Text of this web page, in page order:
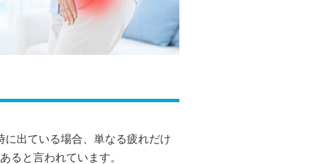
出ている場合、単なる疲れだけ
ると言われています。